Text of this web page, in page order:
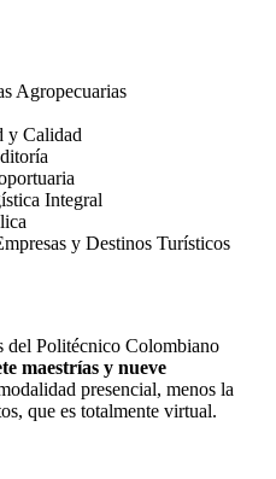
Agropecuarias
y Calidad
Integral
y Destinos Turísticos
del Politécnico Colombiano
maestrías y nueve
presencial, menos la
que es totalmente virtual.